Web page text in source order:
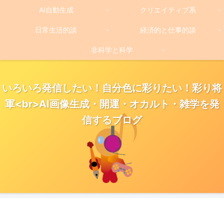
いろいろ発信したい！自分色に彩りたい！彩り将
軍<br>AI画像生成・開運・オカルト・雑学を発
信するブログ
AI自動生成 クリエイティブ系
日常生活的談 経済的と仕事的談
非科学と科学